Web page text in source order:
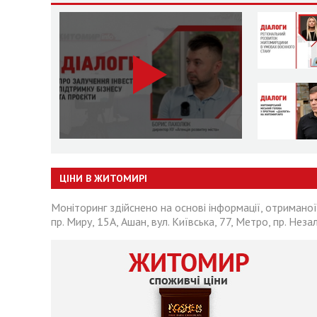
ЦІНИ В ЖИТОМИРІ
Моніторинг здійснено на основі інформації,
пр. Миру, 15А, Ашан, вул. Київська, 77, Метро, пр.